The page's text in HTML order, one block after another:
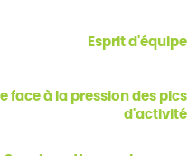
Esprit d'équipe
face à la pression des pics
d'activité